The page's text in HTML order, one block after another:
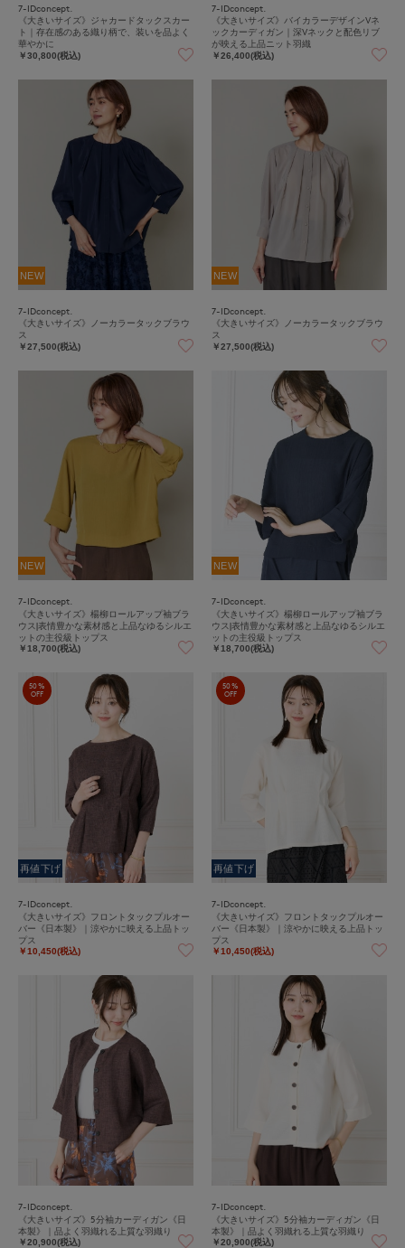
7-IDconcept.
《大きいサイズ》ジャカードタックスカー
ト｜存在感のある織り柄で、装いを品よく
華やかに
￥30,800(税込)
7-IDconcept.
《大きいサイズ》バイカラーデザインVネ
ックカーディガン｜深Vネックと配色リブ
が映える上品ニット羽織
￥26,400(税込)
NEW
7-IDconcept.
《大きいサイズ》ノーカラータックブラウ
ス
￥27,500(税込)
NEW
7-IDconcept.
《大きいサイズ》ノーカラータックブラウ
ス
￥27,500(税込)
NEW
7-IDconcept.
《大きいサイズ》楊柳ロールアップ袖ブラ
ウス|表情豊かな素材感と上品なゆるシルエ
ットの主役級トップス
￥18,700(税込)
NEW
7-IDconcept.
《大きいサイズ》楊柳ロールアップ袖ブラ
ウス|表情豊かな素材感と上品なゆるシルエ
ットの主役級トップス
￥18,700(税込)
50%
OFF
再値下げ
7-IDconcept.
《大きいサイズ》フロントタックプルオー
バー《日本製》｜涼やかに映える上品トッ
プス
￥10,450(税込)
50%
OFF
再値下げ
7-IDconcept.
《大きいサイズ》フロントタックプルオー
バー《日本製》｜涼やかに映える上品トッ
プス
￥10,450(税込)
7-IDconcept.
《大きいサイズ》5分袖カーディガン《日
本製》｜品よく羽織れる上質な羽織り
￥20,900(税込)
7-IDconcept.
《大きいサイズ》5分袖カーディガン《日
本製》｜品よく羽織れる上質な羽織り
￥20,900(税込)